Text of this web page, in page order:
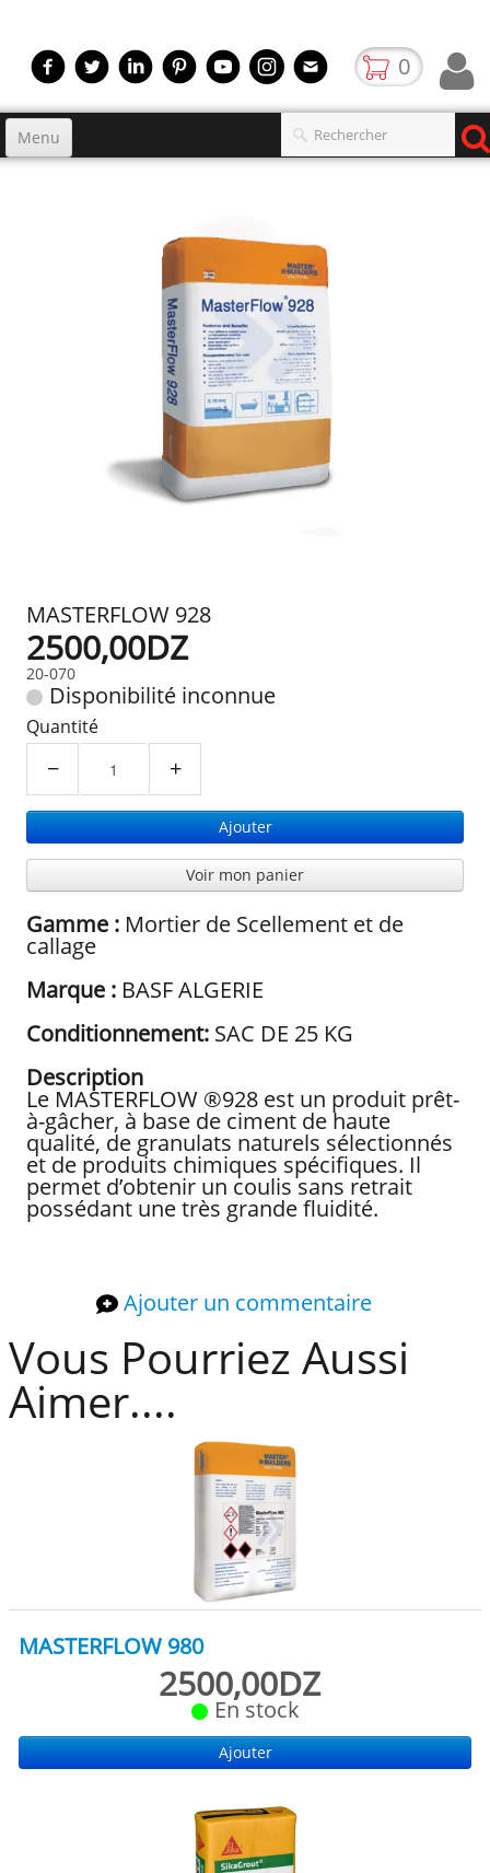
0
Menu
MASTERFLOW 928
2500,00DZ
20-070
Disponibilité inconnue
Quantité
− +
Ajouter
Voir mon panier
Gamme : Mortier de Scellement et de
callage
Marque : BASF ALGERIE
Conditionnement: SAC DE 25 KG
Description
Le MASTERFLOW ®928 est un produit prêt-
à-gâcher, à base de ciment de haute
qualité, de granulats naturels sélectionnés
et de produits chimiques spécifiques. Il
permet d’obtenir un coulis sans retrait
possédant une très grande fluidité.
Ajouter un commentaire
Vous Pourriez Aussi
Aimer....
MASTERFLOW 980
2500,00DZ
En stock
Ajouter